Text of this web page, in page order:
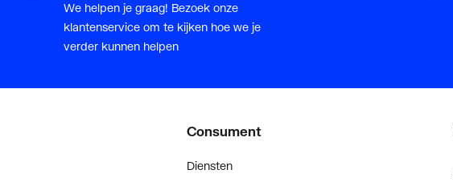
We helpen je graag! Bezoek onze
klantenservice om te kijken hoe we je
verder kunnen helpen
Consument
Diensten